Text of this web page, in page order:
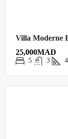
Villa Moderne
25,000MAD
5 3